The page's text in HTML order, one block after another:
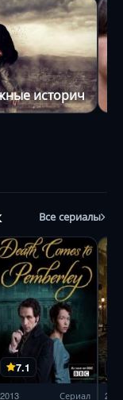
Все сериалы
7.1
2013 Сериал 2018